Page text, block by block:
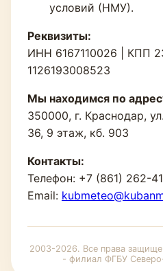
условий (НМУ).
Реквизиты:
ИНН 6167110026 | КПП
1126193008523
Мы находимся по
350000, г. Краснодар,
36, 9 этаж, кб. 903
Контакты:
Телефон: +7 (861) 262-
Email:
2003-2026. Все права
- филиал ФГБУ